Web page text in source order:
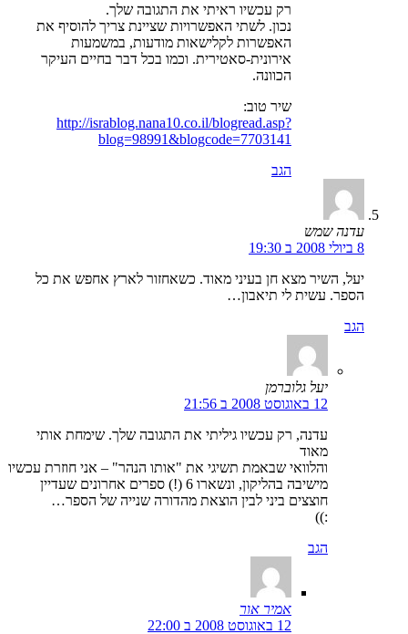
רק עכשיו ראיתי את התגובה שלך.
נכון. לשתי האפשרויות שציינת צריך להוסיף את
האפשרות לקלישאות מודעות, במשמעות
אירונית-סאטירית. וכמו בכל דבר בחיים העיקר
הכוונה.
שיר טוב:
http://israblog.nana10.co.il/blogread.asp?
blog=98991&blogcode=7703141
הגב
עדנה שמש
8 ביולי 2008 ב 19:30
יעל, השיר מצא חן בעיני מאוד. כשאחזור לארץ אחפש את כל
הספר. עשית לי תיאבון…
הגב
יעל גלוברמן
12 באוגוסט 2008 ב 21:56
עדנה, רק עכשיו גיליתי את התגובה שלך. שימחת אותי
מאוד
והלוואי שבאמת תשיגי את "אותו הנהר" – אני חוזרת עכשיו
מישיבה בהליקון, ונשארו 6 (!) ספרים אחרונים שעדיין
חוצצים ביני לבין הוצאת מהדורה שנייה של הספר…
:))
הגב
אמיר אור
12 באוגוסט 2008 ב 22:00